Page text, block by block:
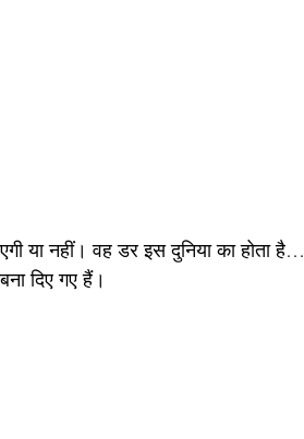
या नहीं। वह डर इस दुनिया का होता है…
दिए गए हैं।